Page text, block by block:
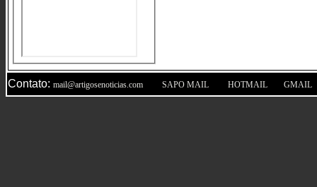
Contato: mail@artigosenoticias.com SAPO MAIL HOTMAIL GMAIL